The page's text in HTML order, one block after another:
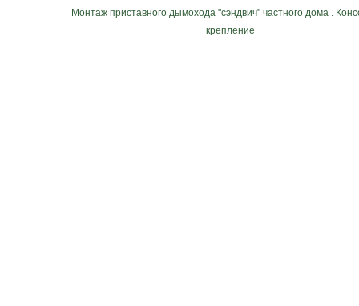
Монтаж приставного дымохода "сэндвич" частного дома .
крепление